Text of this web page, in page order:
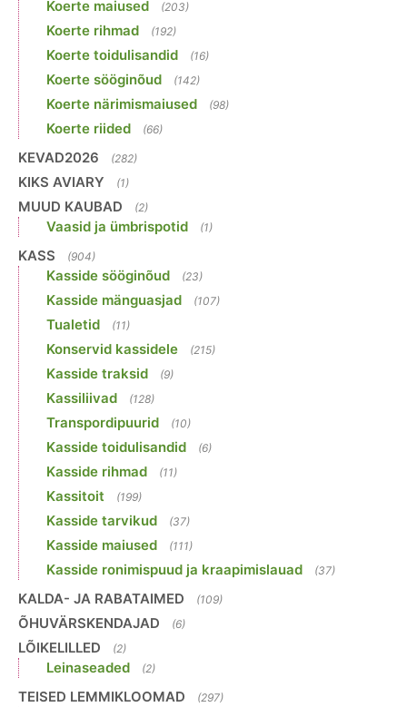
Koerte maiused (203)
Koerte rihmad (192)
Koerte toidulisandid (16)
Koerte sööginõud (142)
Koerte närimismaiused (98)
Koerte riided (66)
KEVAD2026 (282)
KIKS AVIARY (1)
MUUD KAUBAD (2)
Vaasid ja ümbrispotid (1)
KASS (904)
Kasside sööginõud (23)
Kasside mänguasjad (107)
Tualetid (11)
Konservid kassidele (215)
Kasside traksid (9)
Kassiliivad (128)
Transpordipuurid (10)
Kasside toidulisandid (6)
Kasside rihmad (11)
Kassitoit (199)
Kasside tarvikud (37)
Kasside maiused (111)
Kasside ronimispuud ja kraapimislauad (37)
KALDA- JA RABATAIMED (109)
ÕHUVÄRSKENDAJAD (6)
LÕIKELILLED (2)
Leinaseaded (2)
TEISED LEMMIKLOOMAD (297)